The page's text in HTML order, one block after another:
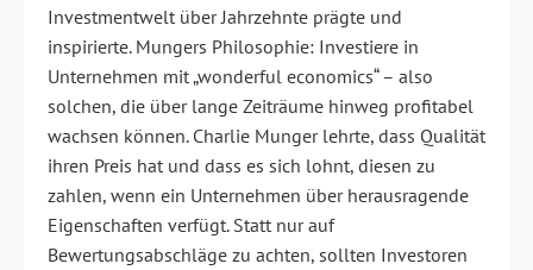
Investmentwelt über Jahrzehnte prägte und
inspirierte. Mungers Philosophie: Investiere in
Unternehmen mit „wonderful economics“ – also
solchen, die über lange Zeiträume hinweg profitabel
wachsen können. Charlie Munger lehrte, dass Qualität
ihren Preis hat und dass es sich lohnt, diesen zu
zahlen, wenn ein Unternehmen über herausragende
Eigenschaften verfügt. Statt nur auf
Bewertungsabschläge zu achten, sollten Investoren